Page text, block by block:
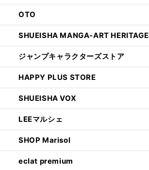
OTO
SHUEISHA MANGA-ART HERITAGE
ジャンプキャラクターズストア
HAPPY PLUS STORE
SHUEISHA VOX
LEEマルシェ
SHOP Marisol
eclat premium